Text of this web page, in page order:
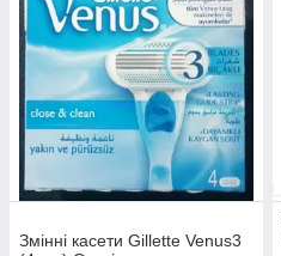
Змінні касети Gillette Venus3